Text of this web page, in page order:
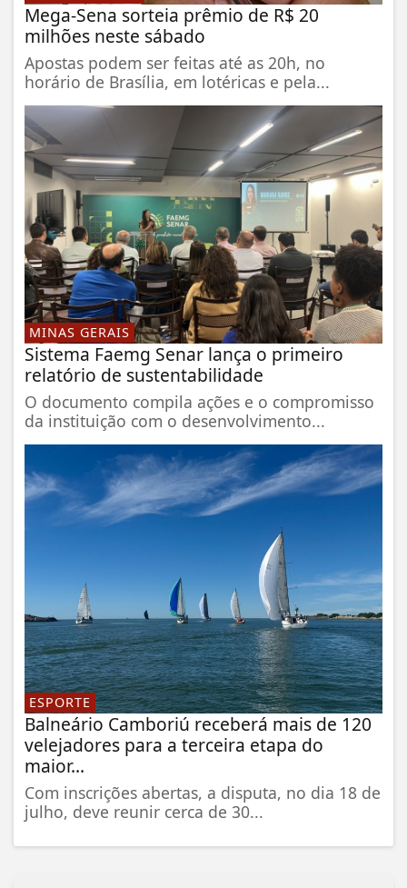
Mega-Sena sorteia prêmio de R$ 20
milhões neste sábado
Apostas podem ser feitas até as 20h, no
horário de Brasília, em lotéricas e pela...
MINAS GERAIS
Sistema Faemg Senar lança o primeiro
relatório de sustentabilidade
O documento compila ações e o compromisso
da instituição com o desenvolvimento...
ESPORTE
Balneário Camboriú receberá mais de 120
velejadores para a terceira etapa do
maior...
Com inscrições abertas, a disputa, no dia 18 de
julho, deve reunir cerca de 30...